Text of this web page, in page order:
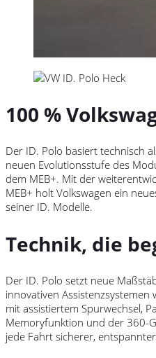
100 %
Der ID. Polo basiert technisch
neuen Evolutionsstufe des
dem MEB+. Mit der
MEB+ holt Volkswagen ein
seiner ID. Modelle.
Technik, die
Der ID. Polo setzt neue
innovativen Assistenzsystemen
mit assistiertem Spurwechsel,
Memoryfunktion und der 360-
jede Fahrt sicherer,